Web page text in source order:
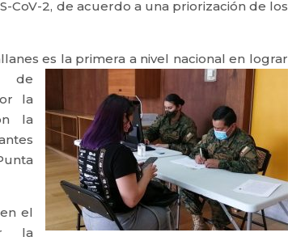
CoV-2, de acuerdo a una priorización de los
es la primera a nivel nacional en lograr
de
la
la
el
la